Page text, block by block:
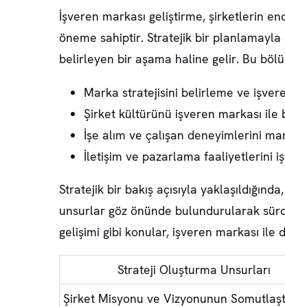
İşveren markası geliştirme, şirketlerin
öneme sahiptir. Stratejik bir planlamayla
belirleyen bir aşama haline gelir. Bu
Marka stratejisini belirleme ve
Şirket kültürünü işveren markası ile
İşe alım ve çalışan deneyimlerini
İletişim ve pazarlama faaliyetlerini
Stratejik bir bakış açısıyla yaklaşıldığında,
unsurlar göz önünde bulundurularak
gelişimi gibi konular, işveren markası
Strateji Oluşturma Unsurları
Şirket Misyonu ve Vizyonunun